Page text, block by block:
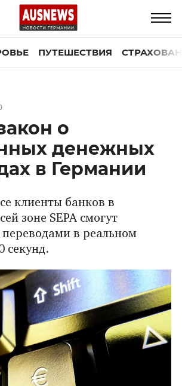
ПУТЕШЕСТВИЯ
о
денежных
в Германии
клиенты банков в
зоне SEPA смогут
переводами в реальном
секунд.